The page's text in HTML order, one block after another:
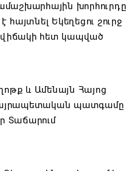
խորհուրդը
հայտնել Եկեղեցու շուրջ
հետ կապված
և Ամենայն Հայոց
պատգամը
Տաճարում